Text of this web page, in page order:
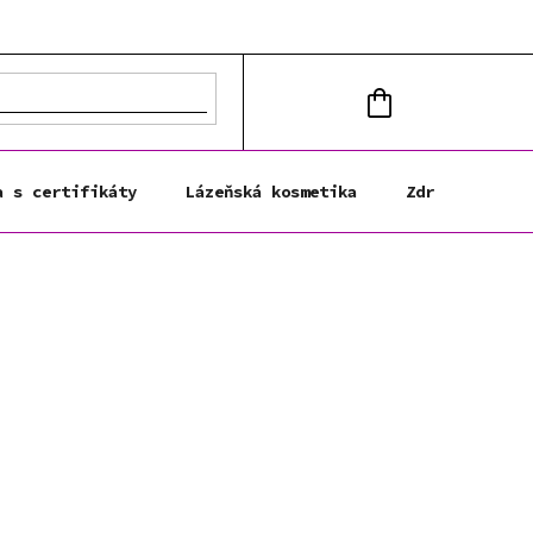
KOŠÍK
s certifikáty Lázeňská kosmetika Zdravá výživa